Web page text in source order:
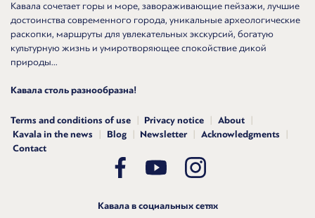
Кавала сочетает горы и море, завораживающие пейзажи, лучшие
достоинства современного города, уникальные археологические
раскопки, маршруты для увлекательных экскурсий, богатую
культурную жизнь и умиротворяющее спокойствие дикой
природы...
Кавала столь разнообразна!
Terms and conditions of use Privacy notice
About
Kavala in the news
Blog Newsletter
Acknowledgments
Contact
Кавала в социальных сетях